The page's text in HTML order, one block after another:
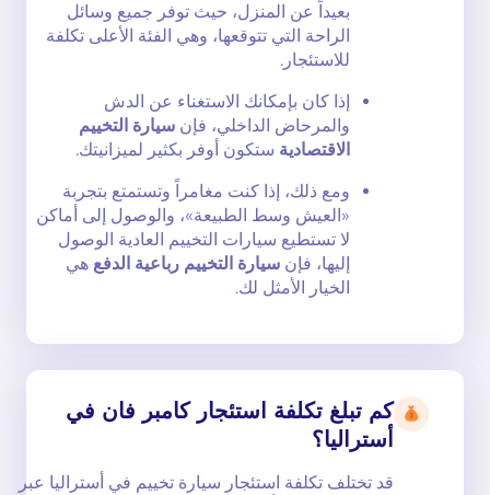
بعيداً عن المنزل، حيث توفر جميع وسائل
الراحة التي تتوقعها، وهي الفئة الأعلى تكلفة
للاستئجار.
إذا كان بإمكانك الاستغناء عن الدش
والمرحاض الداخلي، فإن سيارة التخييم
الاقتصاديةستكون أوفر بكثير لميزانيتك.
ومع ذلك، إذا كنت مغامراً وتستمتع بتجربة
«العيش وسط الطبيعة»، والوصول إلى أماكن
لا تستطيع سيارات التخييم العادية الوصول
إليها، فإن سيارة التخييم رباعية الدفعهي
الخيار الأمثل لك.
كم تبلغ تكلفة استئجار كامبر فان في
أستراليا؟
قد تختلف تكلفة استئجار سيارة تخييم في أستراليا عبر